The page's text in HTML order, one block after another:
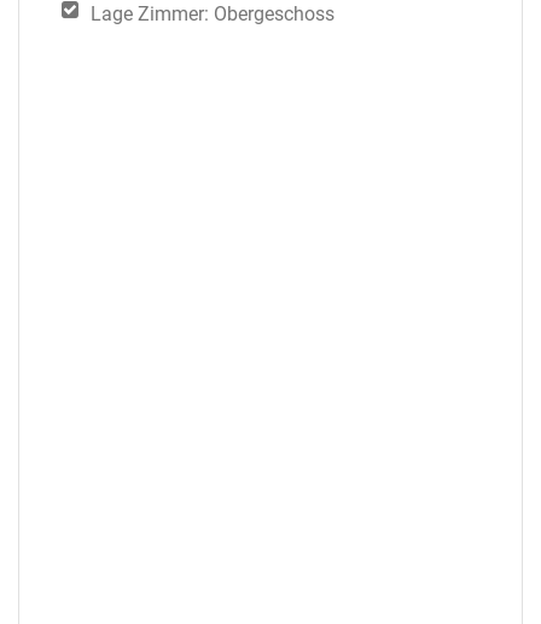
Lage Zimmer: Obergeschoss